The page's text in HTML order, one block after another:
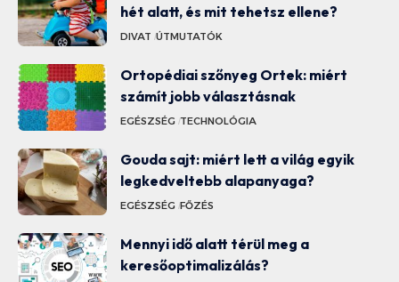
hét alatt, és mit tehetsz ellene?
DIVAT ÚTMUTATÓK
Ortopédiai szőnyeg Ortek: miért
számít jobb választásnak
EGÉSZSÉG TECHNOLÓGIA
Gouda sajt: miért lett a világ egyik
legkedveltebb alapanyaga?
EGÉSZSÉG FŐZÉS
Mennyi idő alatt térül meg a
keresőoptimalizálás?